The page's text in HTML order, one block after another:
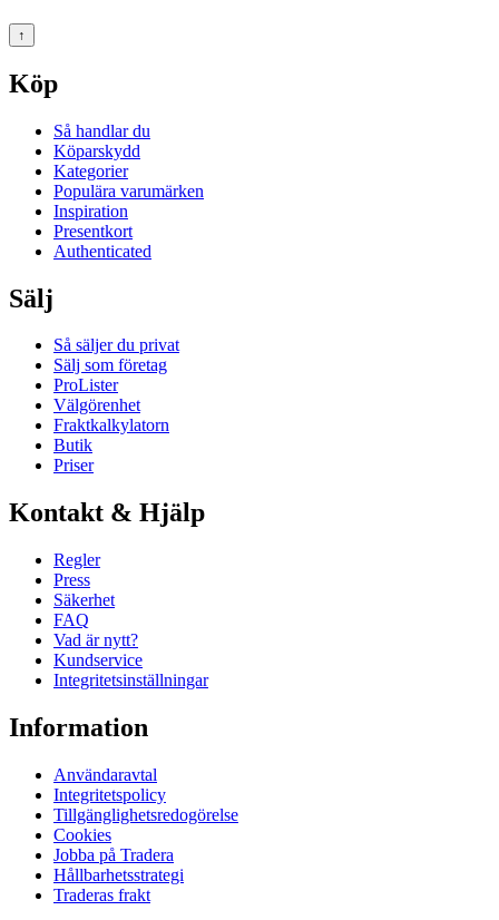
↑
Köp
Så handlar du
Köparskydd
Kategorier
Populära varumärken
Inspiration
Presentkort
Authenticated
Sälj
Så säljer du privat
Sälj som företag
ProLister
Välgörenhet
Fraktkalkylatorn
Butik
Priser
Kontakt & Hjälp
Regler
Press
Säkerhet
FAQ
Vad är nytt?
Kundservice
Integritetsinställningar
Information
Användaravtal
Integritetspolicy
Tillgänglighetsredogörelse
Cookies
Jobba på Tradera
Hållbarhetsstrategi
Traderas frakt